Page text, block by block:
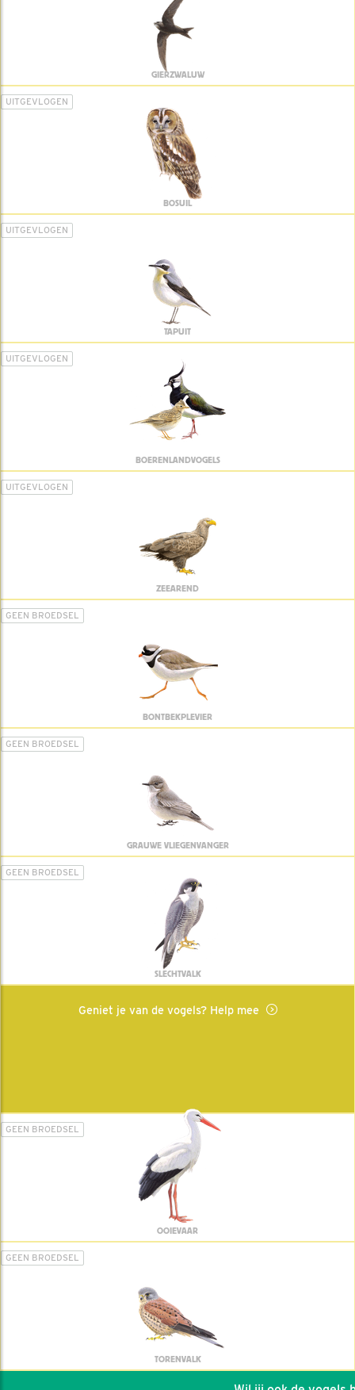
GIERZWALUW
UITGEVLOGEN
BOSUIL
UITGEVLOGEN
TAPUIT
UITGEVLOGEN
BOERENLANDVOGELS
UITGEVLOGEN
ZEEAREND
GEEN BROEDSEL
BONTBEKPLEVIER
GEEN BROEDSEL
GRAUWE VLIEGENVANGER
GEEN BROEDSEL
SLECHTVALK
Geniet je van de vogels? Help mee
GEEN BROEDSEL
OOIEVAAR
GEEN BROEDSEL
TORENVALK